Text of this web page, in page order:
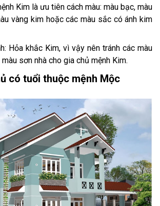
Kim là ưu tiên cách màu: màu bạc, màu
vàng kim hoặc các màu sắc có ánh kim
Hỏa khắc Kim, vì vậy nên tránh các màu
sơn nhà cho gia chủ mệnh Kim.
có tuổi thuộc mệnh Mộc